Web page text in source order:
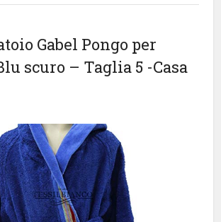
Gabel Pongo per
scuro – Taglia 5 -Casa